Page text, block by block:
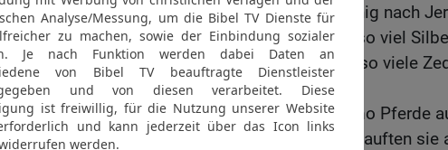
Wagenstädte und zum König nach
15 Und der König brachte so viel
Jerusalem wie Steine und so viele
im Hügelland.
16 Und man brachte Salomo Pferde
die Kaufleute des Königs kauften sie